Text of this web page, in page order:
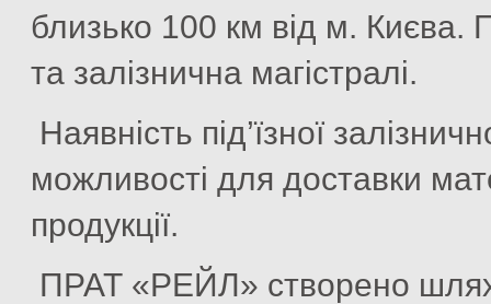
близько 100 км від м. Києва.
та залізнична магістралі.
Наявність під’їзної
можливості для доставки
продукції.
ПРАТ «РЕЙЛ» створено